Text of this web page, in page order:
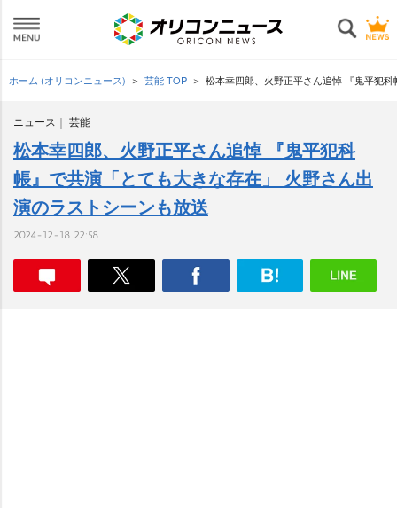
ホーム (オリコンニュース) 芸能 TOP 松本幸四郎、火野正平さん追悼 『鬼平犯
ニュース 芸能
松本幸四郎、火野正平さん追悼 『鬼平犯科
帳』で共演「とても大きな存在」 火野さん出
演のラストシーンも放送
2024-12-18 22:58